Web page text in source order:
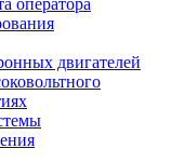
оператора
двигателей